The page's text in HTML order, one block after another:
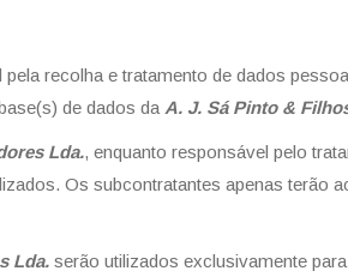
pela recolha e tratamento de dados
de dados da A. J. Sá Pinto &
Lda., enquanto responsável pelo
Os subcontratantes apenas terão
Lda. serão utilizados exclusivamente